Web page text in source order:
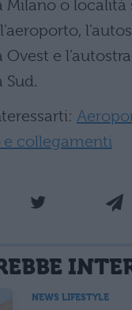
Milano o località
e
Sud.
collegamenti
NEWS LIFESTYLE